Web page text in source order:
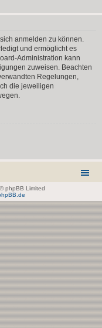
anmelden zu können.
und ermöglicht es
Administration kann
zuweisen. Beachten
Regelungen,
die jeweiligen
phpBB Limited